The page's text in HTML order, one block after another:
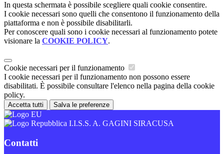
In questa schermata è possibile scegliere quali cookie consentire.
I cookie necessari sono quelli che consentono il funzionamento della
piattaforma e non è possibile disabilitarli.
Per conoscere quali sono i cookie necessari al funzionamento potete
visionare la COOKIE POLICY.
Cookie necessari per il funzionamento
I cookie necessari per il funzionamento non possono essere
disabilitati. È possibile consultare l'elenco nella pagina della cookie
policy.
Accetta tutti Salva le preferenze
I.I.S.S. A. GAGINI SIRACUSA
Contatti